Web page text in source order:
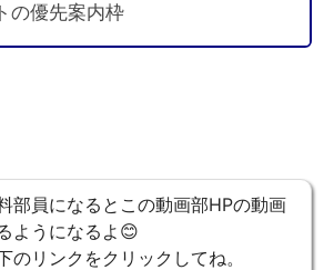
の優先案内枠
部員になるとこの動画部HPの動画
ようになるよ😊
のリンクをクリックしてね。